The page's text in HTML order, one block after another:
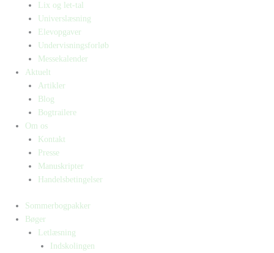
Lix og let-tal
Universlæsning
Elevopgaver
Undervisningsforløb
Messekalender
Aktuelt
Artikler
Blog
Bogtrailere
Om os
Kontakt
Presse
Manuskripter
Handelsbetingelser
Sommerbogpakker
Bøger
Letlæsning
Indskolingen